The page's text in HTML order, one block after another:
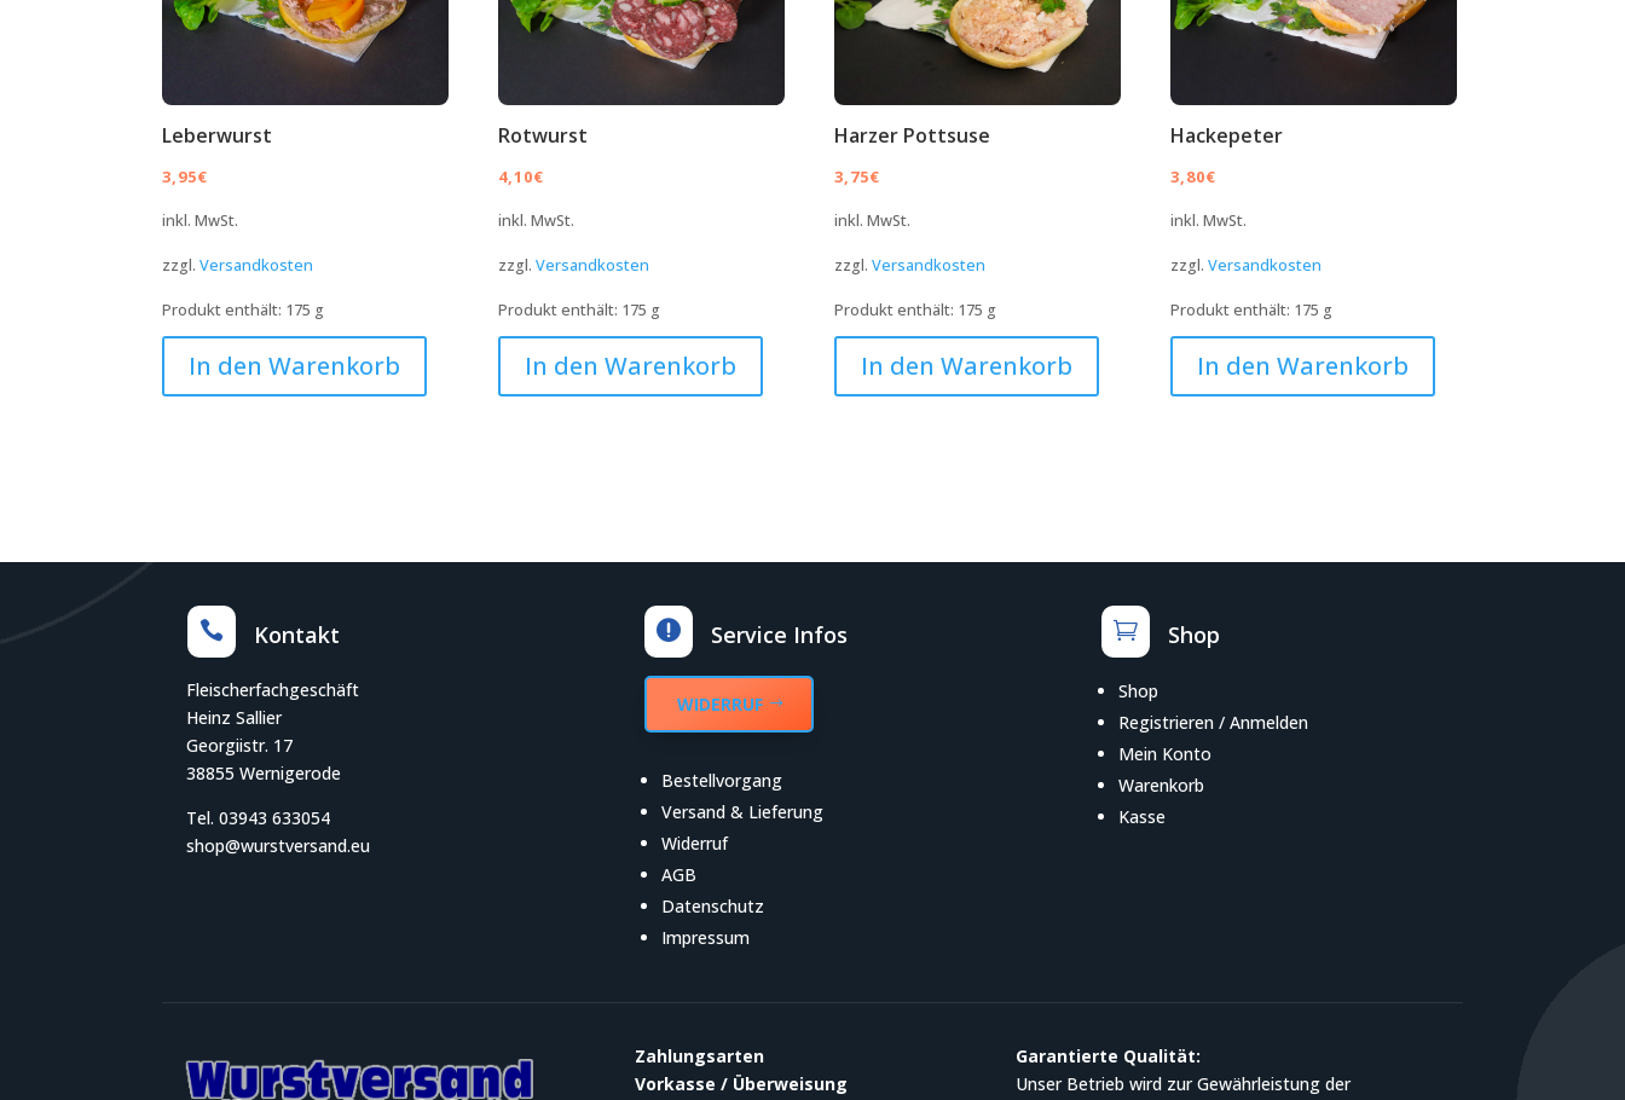
Leberwurst
3,95€
inkl. MwSt.
zzgl.Versandkosten
Produkt enthält: 175 g
In den Warenkorb
Rotwurst
4,10€
inkl. MwSt.
zzgl.Versandkosten
Produkt enthält: 175 g
In den Warenkorb
Harzer Pottsuse
3,75€
inkl. MwSt.
zzgl.Versandkosten
Produkt enthält: 175 g
In den Warenkorb
Hackepeter
3,80€
inkl. MwSt.
zzgl.Versandkosten
Produkt enthält: 175 g
In den Warenkorb
 Kontakt
Fleischerfachgeschäft
Heinz Sallier
Georgiistr. 17
38855 Wernigerode
Tel. 03943 633054
shop@wurstversand.eu
 Service Infos
WIDERRUF
Bestellvorgang
Versand & Lieferung
Widerruf
AGB
Datenschutz
Impressum
 Shop
Shop
Registrieren / Anmelden
Mein Konto
Warenkorb
Kasse
Zahlungsarten
Vorkasse / Überweisung
Garantierte Qualität:
Unser Betrieb wird zur Gewährleistung der